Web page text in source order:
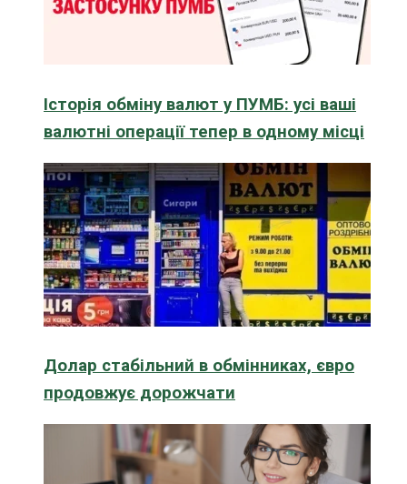
Історія обміну валют у ПУМБ: усі ваші
валютні операції тепер в одному місці
Долар стабільний в обмінниках, євро
продовжує дорожчати